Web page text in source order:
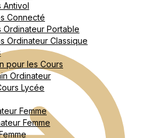
Antivol
Connecté
Ordinateur Portable
Ordinateur Classique
pour les Cours
Ordinateur
Lycée
Femme
Femme